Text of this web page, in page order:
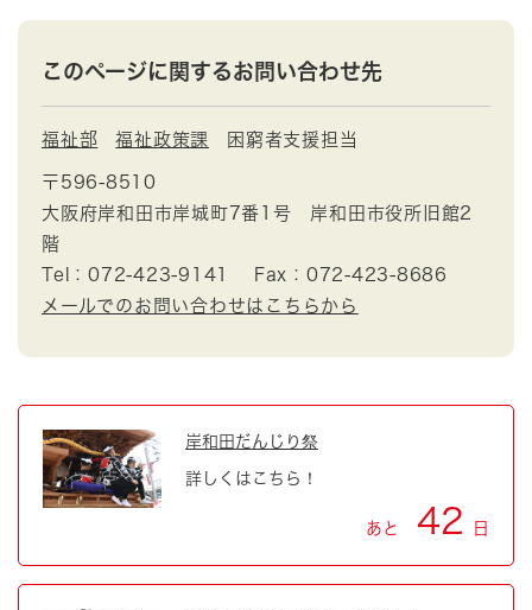
このページに関するお問い合わせ先
福祉部 福祉政策課 困窮者支援担当
〒596-8510
大阪府岸和田市岸城町7番1号 岸和田市役所旧館2
階
Tel：072-423-9141
Fax：072-423-8686
メールでのお問い合わせはこちらから
岸和田だんじり祭
詳しくはこちら！
あと 42 日